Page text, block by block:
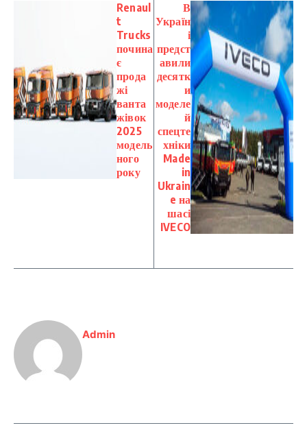
Renaul
t
Trucks
почина
є
прода
жі
ванта
жівок
2025
модель
ного
року
В
Україн
і
предст
авили
десятк
и
моделе
й
спецте
хніки
Made
in
Ukrain
e на
шасі
IVECO
Admin